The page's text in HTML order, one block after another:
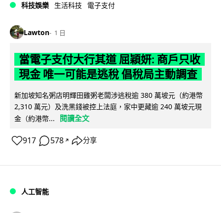
科技娛樂 生活科技 電子支付
Lawton 1 日
當電子支付大行其道 屈穎妍: 商戶只收
現金 唯一可能是逃稅 倡稅局主動調查
新加坡知名粥店明輝田雞粥老闆涉逃稅逾 380 萬坡元（約港幣
2,310 萬元）及洗黑錢被控上法庭，家中更藏逾 240 萬坡元現
金（約港幣...
閱讀全文
917 578 ↗ 分享
人工智能